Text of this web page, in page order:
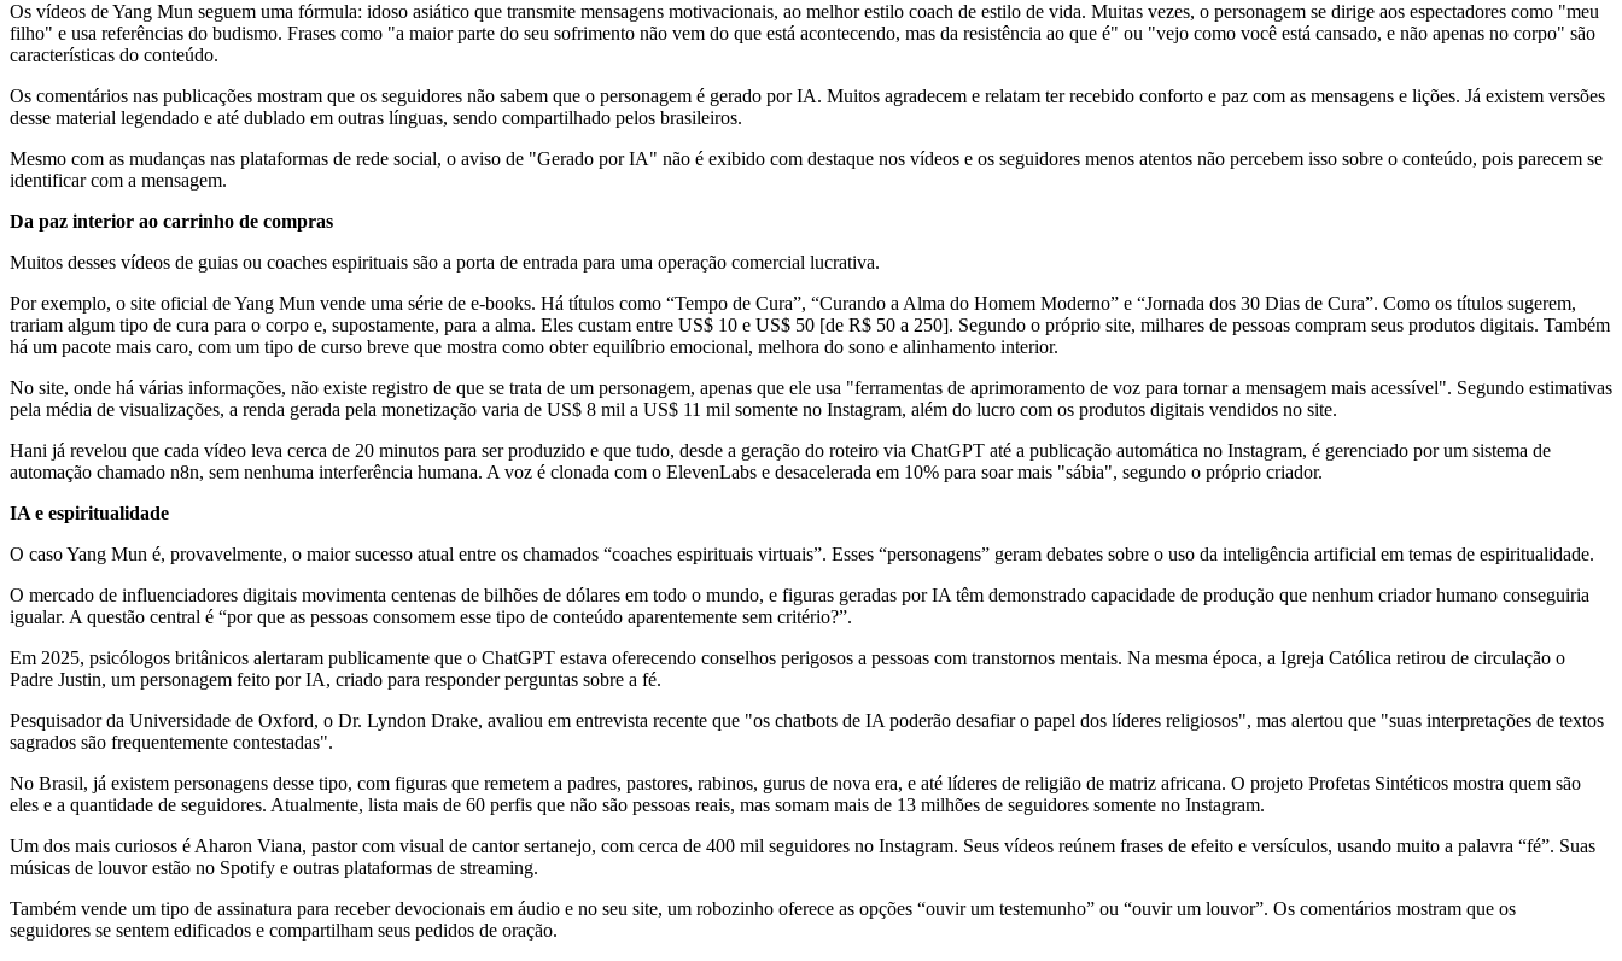
Os vídeos de Yang Mun seguem uma fórmula: idoso asiático que transmite mensagens motivacionais, ao melhor estilo coach de estilo de vida. Muitas vezes, o personagem se dirige aos espectadores como "meu
filho" e usa referências do budismo. Frases como "a maior parte do seu sofrimento não vem do que está acontecendo, mas da resistência ao que é" ou "vejo como você está cansado, e não apenas no corpo" são
características do conteúdo.
Os comentários nas publicações mostram que os seguidores não sabem que o personagem é gerado por IA. Muitos agradecem e relatam ter recebido conforto e paz com as mensagens e lições. Já existem versões
desse material legendado e até dublado em outras línguas, sendo compartilhado pelos brasileiros.
Mesmo com as mudanças nas plataformas de rede social, o aviso de "Gerado por IA" não é exibido com destaque nos vídeos e os seguidores menos atentos não percebem isso sobre o conteúdo, pois parecem se
identificar com a mensagem.
Da paz interior ao carrinho de compras
Muitos desses vídeos de guias ou coaches espirituais são a porta de entrada para uma operação comercial lucrativa.
Por exemplo, o site oficial de Yang Mun vende uma série de e-books. Há títulos como “Tempo de Cura”, “Curando a Alma do Homem Moderno” e “Jornada dos 30 Dias de Cura”. Como os títulos sugerem,
trariam algum tipo de cura para o corpo e, supostamente, para a alma. Eles custam entre US$ 10 e US$ 50 [de R$ 50 a 250]. Segundo o próprio site, milhares de pessoas compram seus produtos digitais. Também
há um pacote mais caro, com um tipo de curso breve que mostra como obter equilíbrio emocional, melhora do sono e alinhamento interior.
No site, onde há várias informações, não existe registro de que se trata de um personagem, apenas que ele usa "ferramentas de aprimoramento de voz para tornar a mensagem mais acessível". Segundo estimativas
pela média de visualizações, a renda gerada pela monetização varia de US$ 8 mil a US$ 11 mil somente no Instagram, além do lucro com os produtos digitais vendidos no site.
Hani já revelou que cada vídeo leva cerca de 20 minutos para ser produzido e que tudo, desde a geração do roteiro via ChatGPT até a publicação automática no Instagram, é gerenciado por um sistema de
automação chamado n8n, sem nenhuma interferência humana. A voz é clonada com o ElevenLabs e desacelerada em 10% para soar mais "sábia", segundo o próprio criador.
IA e espiritualidade
O caso Yang Mun é, provavelmente, o maior sucesso atual entre os chamados “coaches espirituais virtuais”. Esses “personagens” geram debates sobre o uso da inteligência artificial em temas de espiritualidade.
O mercado de influenciadores digitais movimenta centenas de bilhões de dólares em todo o mundo, e figuras geradas por IA têm demonstrado capacidade de produção que nenhum criador humano conseguiria
igualar. A questão central é “por que as pessoas consomem esse tipo de conteúdo aparentemente sem critério?”.
Em 2025, psicólogos britânicos alertaram publicamente que o ChatGPT estava oferecendo conselhos perigosos a pessoas com transtornos mentais. Na mesma época, a Igreja Católica retirou de circulação o
Padre Justin, um personagem feito por IA, criado para responder perguntas sobre a fé.
Pesquisador da Universidade de Oxford, o Dr. Lyndon Drake, avaliou em entrevista recente que "os chatbots de IA poderão desafiar o papel dos líderes religiosos", mas alertou que "suas interpretações de textos
sagrados são frequentemente contestadas".
No Brasil, já existem personagens desse tipo, com figuras que remetem a padres, pastores, rabinos, gurus de nova era, e até líderes de religião de matriz africana. O projeto Profetas Sintéticos mostra quem são
eles e a quantidade de seguidores. Atualmente, lista mais de 60 perfis que não são pessoas reais, mas somam mais de 13 milhões de seguidores somente no Instagram.
Um dos mais curiosos é Aharon Viana, pastor com visual de cantor sertanejo, com cerca de 400 mil seguidores no Instagram. Seus vídeos reúnem frases de efeito e versículos, usando muito a palavra “fé”. Suas
músicas de louvor estão no Spotify e outras plataformas de streaming.
Também vende um tipo de assinatura para receber devocionais em áudio e no seu site, um robozinho oferece as opções “ouvir um testemunho” ou “ouvir um louvor”. Os comentários mostram que os
seguidores se sentem edificados e compartilham seus pedidos de oração.